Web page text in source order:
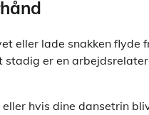
eller lade snakken flyde
er en
hvis dine dansetrin